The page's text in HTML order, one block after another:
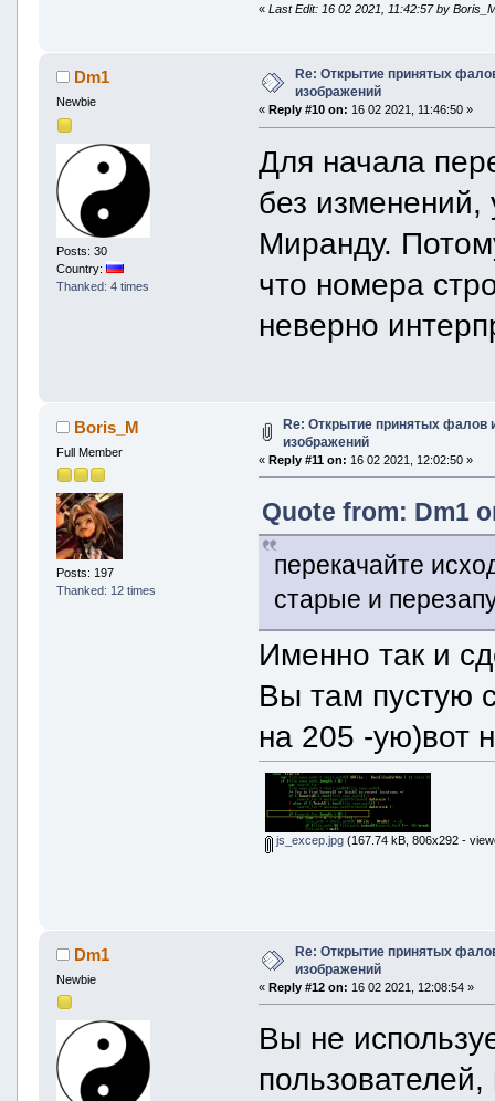
«Last Edit: 16 02 2021, 11:42:57 by
Dm1
Newbie
Posts: 30
Country:
Thanked: 4 times
Re: Открытие принятых
изображений
« Reply #10 on: 16 02 2021, 11:46:50 »
Для начала
без изменений,
Миранду.
что номера
неверно
Boris_M
Full Member
Posts: 197
Thanked: 12 times
Re: Открытие принятых фалов
изображений
«Reply #11 on: 16 02 2021, 12:02:50 »
Quote from: Dm1
перекачайте
старые и
Именно так и
Вы там пустую
на 205 -ую)вот
js_excep.jpg(167.74 kB, 806x292 -
Dm1
Newbie
Re: Открытие принятых
изображений
«Reply #12 on: 16 02 2021, 12:08:54 »
Вы не